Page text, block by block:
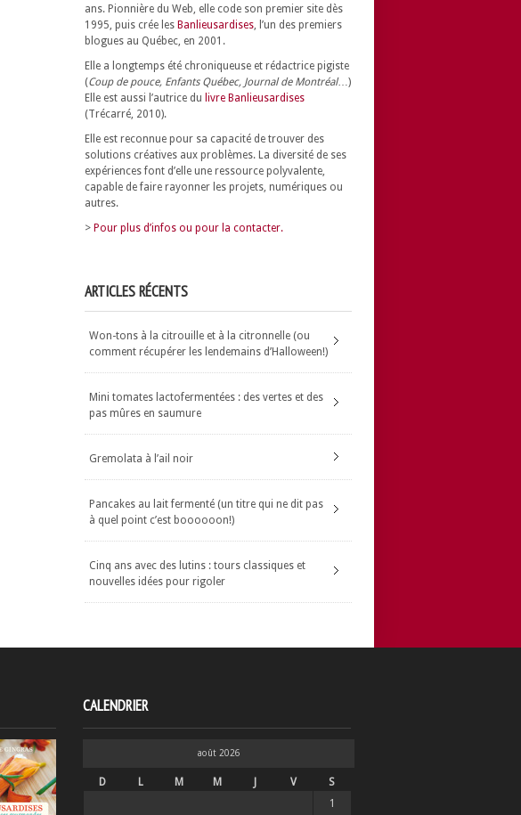
ans. Pionnière du Web, elle code son premier site dès
1995, puis crée les Banlieusardises , l’un des premiers
blogues au Québec, en 2001.
Elle a longtemps été chroniqueuse et rédactrice pigiste
(Coup de pouce, Enfants Québec, Journal de Montréal…)
Elle est aussi l’autrice du livre Banlieusardises
(Trécarré, 2010).
Elle est reconnue pour sa capacité de trouver des
solutions créatives aux problèmes. La diversité de ses
expériences font d’elle une ressource polyvalente,
capable de faire rayonner les projets, numériques ou
autres.
> Pour plus d’infos ou pour la contacter.
ARTICLES RÉCENTS
Won-tons à la citrouille et à la citronnelle (ou
comment récupérer les lendemains d’Halloween!)
Mini tomates lactofermentées : des vertes et des
pas mûres en saumure
Gremolata à l’ail noir
Pancakes au lait fermenté (un titre qui ne dit pas
à quel point c’est boooooon!)
Cinq ans avec des lutins : tours classiques et
nouvelles idées pour rigoler
CALENDRIER
août 2026
D L M M J V
S
1